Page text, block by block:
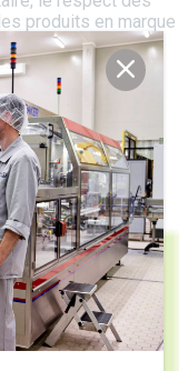
produits en marque
en général.